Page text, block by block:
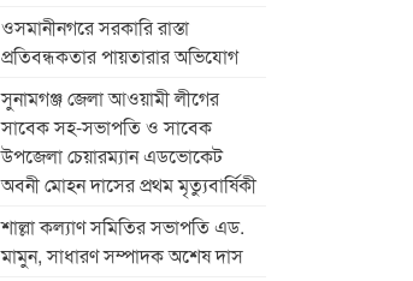
ওসমানীনগরে সরকারি রাস্তা
প্রতিবন্ধকতার পায়তারার অভিযোগ
সুনামগঞ্জ জেলা আওয়ামী লীগের
সাবেক সহ-সভাপতি ও সাবেক
উপজেলা চেয়ারম্যান এডভোকেট
অবনী মোহন দাসের প্রথম মৃত্যুবার্ষিকী
শাল্লা কল্যাণ সমিতির সভাপতি এড.
মামুন, সাধারণ সম্পাদক অশেষ দাস